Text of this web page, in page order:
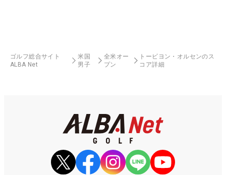
ゴルフ総合サイト
ALBA Net
米国
男子
全米オー
プン
トービヨン・オルセンのス
コア詳細